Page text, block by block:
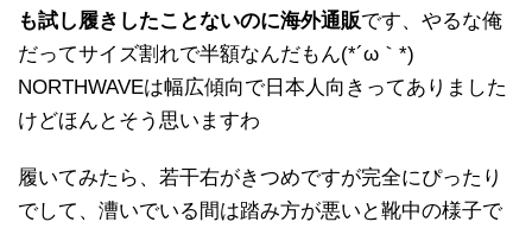
も試し履きしたことないのに海外通販です、やるな俺
だってサイズ割れで半額なんだもん(*´ω｀*)
NORTHWAVEは幅広傾向で日本人向きってありました
けどほんとそう思いますわ
履いてみたら、若干右がきつめですが完全にぴったり
でして、漕いでいる間は踏み方が悪いと靴中の様子で